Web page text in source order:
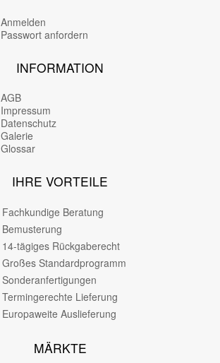
Anmelden
Passwort anfordern
INFORMATION
AGB
Impressum
Datenschutz
Galerie
Glossar
IHRE VORTEILE
Fachkundige Beratung
Bemusterung
14-tägiges Rückgaberecht
Großes Standardprogramm
Sonderanfertigungen
Termingerechte Lieferung
Europaweite Auslieferung
MÄRKTE